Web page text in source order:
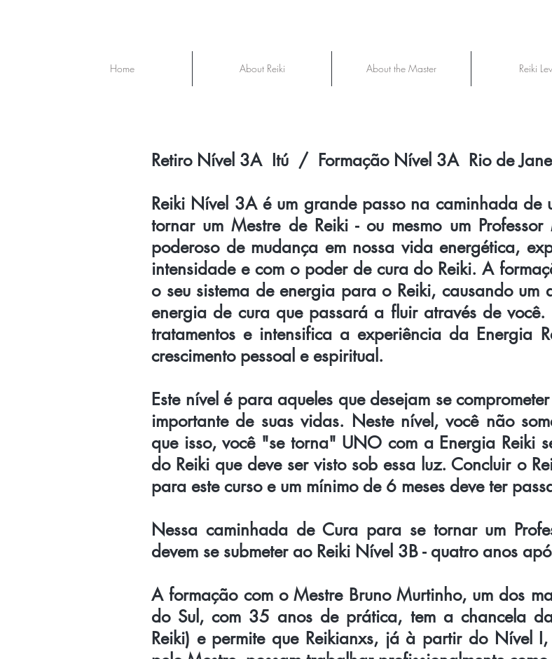
Home About Reiki About the Master Reiki
Retiro Nível 3A​ Itú / Formação Nível 3A Rio de
Reiki Nível 3A é um grande passo na caminhada de
tornar um Mestre de Reiki - ou mesmo um
poderoso de mudança em nossa vida energética,
intensidade e com o poder de cura do Reiki. A
o seu sistema de energia para o Reiki, causando um
energia de cura que passará a fluir através de
tratamentos e intensifica a experiência da Energia
crescimento pessoal e espiritual.
Este nível é para aqueles que desejam se
importante de suas vidas. Neste nível, você não
que isso, você "se torna" UNO com a Energia Reiki
do Reiki que deve ser visto sob essa luz. Concluir o
para este curso e um mínimo de 6 meses deve ter
Nessa caminhada de Cura para se tornar um
devem se submeter ao Reiki Nível 3B - quatro anos
A formação com o Mestre Bruno Murtinho, um dos
do Sul, com 35 anos de prática, tem a chancela
Reiki) e permite que Reikianxs, já à partir do Nível